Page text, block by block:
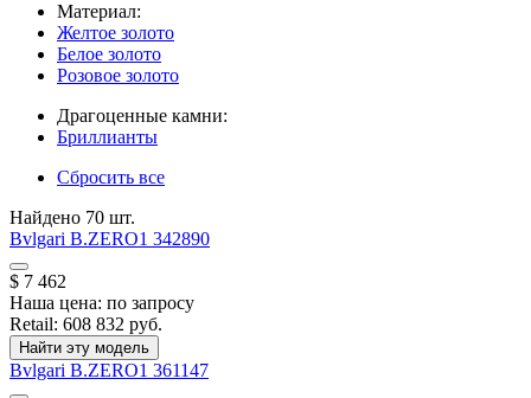
Материал:
Желтое золото
Белое золото
Розовое золото
Драгоценные камни:
Бриллианты
Сбросить все
Найдено 70 шт.
Bvlgari B.ZERO1 342890
$ 7 462
Наша цена: по запросу
Retail: 608 832 руб.
Найти эту модель
Bvlgari B.ZERO1 361147